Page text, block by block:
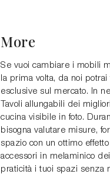
More
Se vuoi cambiare i mobili
la prima volta, da noi
esclusive sul mercato. In
Tavoli allungabili dei
cucina visibile in foto.
bisogna valutare misure,
spazio con un ottimo
accessori in melaminico
praticità i tuoi spazi senza